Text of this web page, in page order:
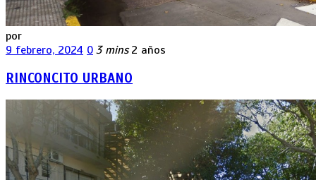
por
9 febrero, 2024 0 3 mins 2 años
RINCONCITO URBANO